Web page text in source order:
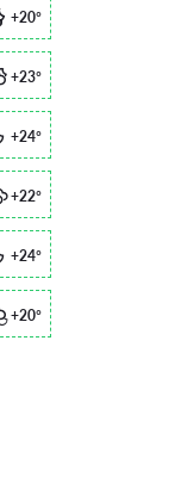
+20°
+23°
+24°
+22°
+24°
+20°